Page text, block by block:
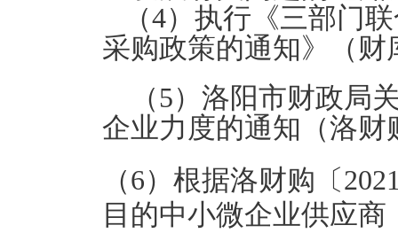
（4）执行《三部门
采购政策的通知》（财
（5）洛阳市财政局
企业力度的通知（洛财
（6）根据洛财购〔
目的中小微企业供应